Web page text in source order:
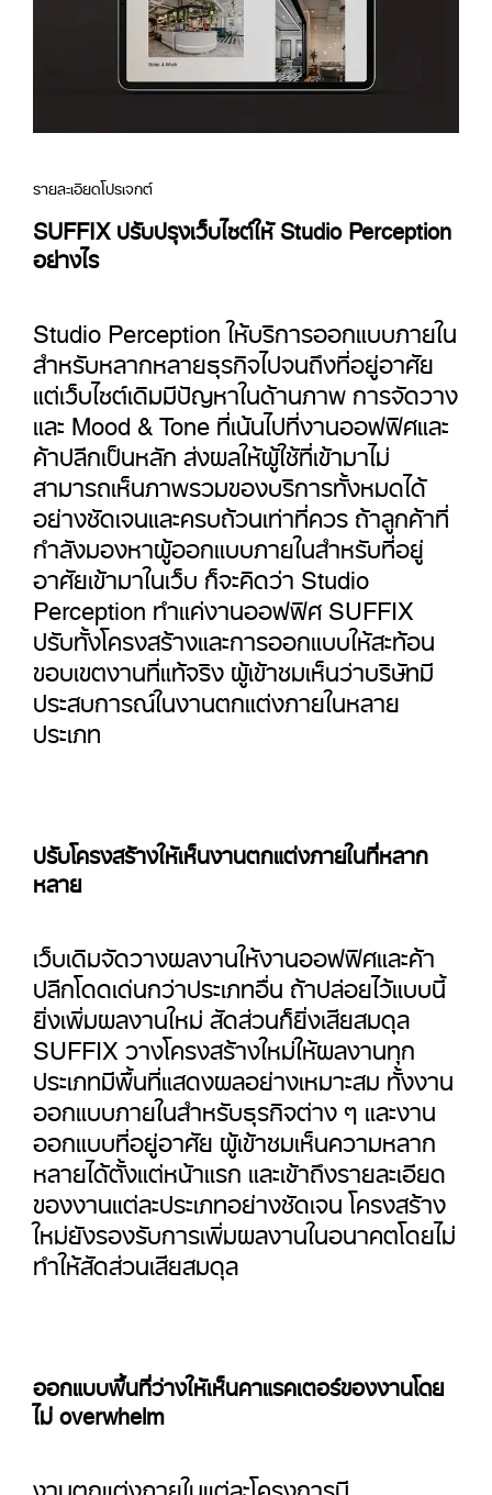
รายละเอียดโปรเจกต์
SUFFIX ปรับปรุงเว็บไซต์ให้ Studio Perception
อย่างไร
Studio Perception ให้บริการออกแบบภายใน
สำหรับหลากหลายธุรกิจไปจนถึงที่อยู่อาศัย
แต่เว็บไซต์เดิมมีปัญหาในด้านภาพ การจัดวาง
และ Mood & Tone ที่เน้นไปที่งานออฟฟิศและ
ค้าปลีกเป็นหลัก ส่งผลให้ผู้ใช้ที่เข้ามาไม่
สามารถเห็นภาพรวมของบริการทั้งหมดได้
อย่างชัดเจนและครบถ้วนเท่าที่ควร ถ้าลูกค้าที่
กำลังมองหาผู้ออกแบบภายในสำหรับที่อยู่
อาศัยเข้ามาในเว็บ ก็จะคิดว่า Studio
Perception ทำแค่งานออฟฟิศ SUFFIX
ปรับทั้งโครงสร้างและการออกแบบให้สะท้อน
ขอบเขตงานที่แท้จริง ผู้เข้าชมเห็นว่าบริษัทมี
ประสบการณ์ในงานตกแต่งภายในหลาย
ประเภท
ปรับโครงสร้างให้เห็นงานตกแต่งภายในที่หลาก
หลาย
เว็บเดิมจัดวางผลงานให้งานออฟฟิศและค้า
ปลีกโดดเด่นกว่าประเภทอื่น ถ้าปล่อยไว้แบบนี้
ยิ่งเพิ่มผลงานใหม่ สัดส่วนก็ยิ่งเสียสมดุล
SUFFIX วางโครงสร้างใหม่ให้ผลงานทุก
ประเภทมีพื้นที่แสดงผลอย่างเหมาะสม ทั้งงาน
ออกแบบภายในสำหรับธุรกิจต่าง ๆ และงาน
ออกแบบที่อยู่อาศัย ผู้เข้าชมเห็นความหลาก
หลายได้ตั้งแต่หน้าแรก และเข้าถึงรายละเอียด
ของงานแต่ละประเภทอย่างชัดเจน โครงสร้าง
ใหม่ยังรองรับการเพิ่มผลงานในอนาคตโดยไม่
ทำให้สัดส่วนเสียสมดุล
ออกแบบพื้นที่ว่างให้เห็นคาแรคเตอร์ของงานโดย
ไม่ overwhelm
งานตกแต่งภายในแต่ละโครงการมี